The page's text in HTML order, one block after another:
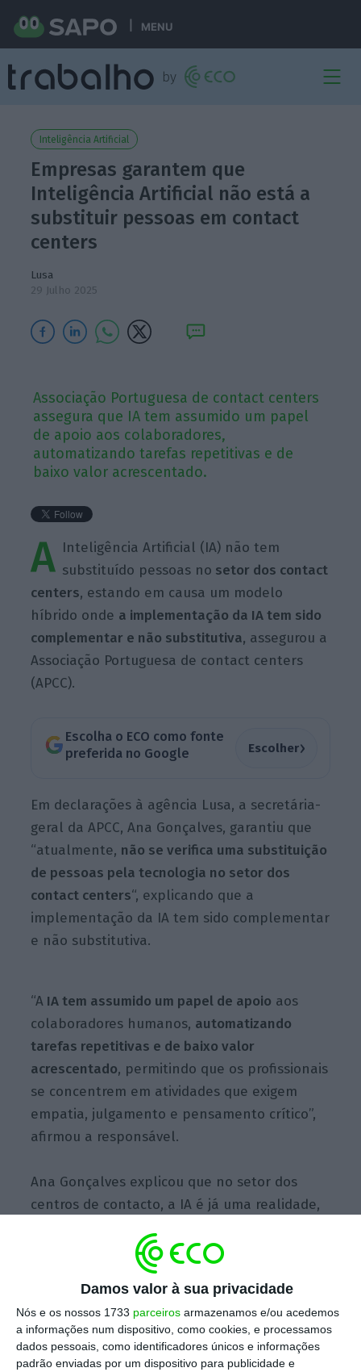
Damos valor à sua privacidade
Nós e os nossos 1733 parceiros armazenamos e/ou acedemos
a informações num dispositivo, como cookies, e processamos
dados pessoais, como identificadores únicos e informações
padrão enviadas por um dispositivo para publicidade e
MENU
Inteligência Artificial
Empresas garantem que
Inteligência Artificial não está a
substituir pessoas em contact
centers
Lusa
29 Julho 2025
Associação Portuguesa de contact centers
assegura que IA tem assumido um papel
de apoio aos colaboradores,
automatizando tarefas repetitivas e de
baixo valor acrescentado.
A Inteligência Artificial (IA) não tem
substituído pessoas no setor dos contact
centers, estando em causa um modelo
híbrido onde a implementação da IA tem sido
complementar e não substitutiva, assegurou a
Associação Portuguesa de contact centers
(APCC).
Escolha o ECO como fonte
preferida no Google
Escolher›
Em declarações à agência Lusa, a secretária-
geral da APCC, Ana Gonçalves, garantiu que
“atualmente, não se verifica uma substituição
de pessoas pela tecnologia no setor dos
contact centers“, explicando que a
implementação da IA tem sido complementar
e não substitutiva.
“A IA tem assumido um papel de apoio aos
colaboradores humanos, automatizando
tarefas repetitivas e de baixo valor
acrescentado, permitindo que os profissionais
se concentrem em atividades que exigem
empatia, julgamento e pensamento crítico”,
afirmou a responsável.
Ana Gonçalves explicou que no setor dos
centros de contacto, a IA é já uma realidade,
tende a ser menos marcada pelo medo da
substituição e mais orientada para
adaptação”.
“A evolução tecnológica, especialmente com
a introdução da IA, é geralmente encarada